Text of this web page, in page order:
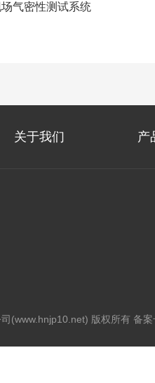
气密性测试系统
关于我们 产
(www.hnjp10.net) 版权所有 备案